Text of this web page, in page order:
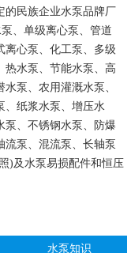
的民族企业水泵品牌厂
、单级离心泵、管道
离心泵、化工泵、多级
热水泵、节能水泵、高
泵、农用灌溉水泵、
、纸浆水泵、增压水
泵、不锈钢水泵、防爆
流泵、混流泵、长轴泵
)及水泵易损配件和恒压
水泵知识